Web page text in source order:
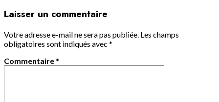
Laisser un commentaire
Votre adresse e-mail ne sera pas publiée. Les champs
obligatoires sont indiqués avec *
Commentaire *